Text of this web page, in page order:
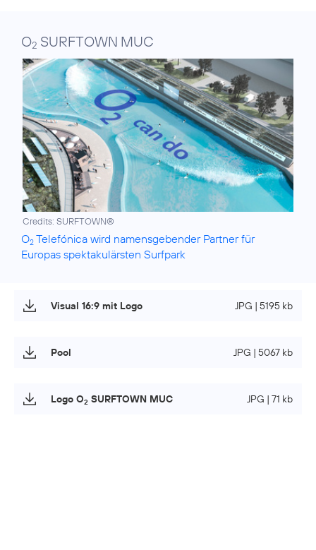
O2 SURFTOWN MUC
Credits: SURFTOWN®
O2 Telefónica wird namensgebender Partner für
Europas spektakulärsten Surfpark
Visual 16:9 mit Logo JPG | 5195 kb
Pool JPG | 5067 kb
Logo O2 SURFTOWN MUC JPG | 71 kb